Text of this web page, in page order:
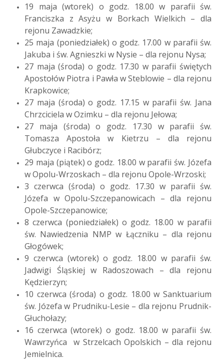
19 maja (wtorek) o godz. 18.00 w parafii św.
Franciszka z Asyżu w Borkach Wielkich – dla
rejonu Zawadzkie;
25 maja (poniedziałek) o godz. 17.00 w parafii św.
Jakuba i św. Agnieszki w Nysie – dla rejonu Nysa;
27 maja (środa) o godz. 17.30 w parafii świętych
Apostołów Piotra i Pawła w Steblowie – dla rejonu
Krapkowice;
27 maja (środa) o godz. 17.15 w parafii św. Jana
Chrzciciela w Ozimku – dla rejonu Jełowa;
27 maja (środa) o godz. 17.30 w parafii św.
Tomasza Apostoła w Kietrzu – dla rejonu
Głubczyce i Racibórz;
29 maja (piątek) o godz. 18.00 w parafii św. Józefa
w Opolu-Wrzoskach – dla rejonu Opole-Wrzoski;
3 czerwca (środa) o godz. 17.30 w parafii św.
Józefa w Opolu-Szczepanowicach – dla rejonu
Opole-Szczepanowice;
8 czerwca (poniedziałek) o godz. 18.00 w parafii
św. Nawiedzenia NMP w Łączniku – dla rejonu
Głogówek;
9 czerwca (wtorek) o godz. 18.00 w parafii św.
Jadwigi Śląskiej w Radoszowach – dla rejonu
Kędzierzyn;
10 czerwca (środa) o godz. 18.00 w Sanktuarium
św. Józefa w Prudniku-Lesie – dla rejonu Prudnik-
Głuchołazy;
16 czerwca (wtorek) o godz. 18.00 w parafii św.
Wawrzyńca w Strzelcach Opolskich – dla rejonu
Jemielnica.